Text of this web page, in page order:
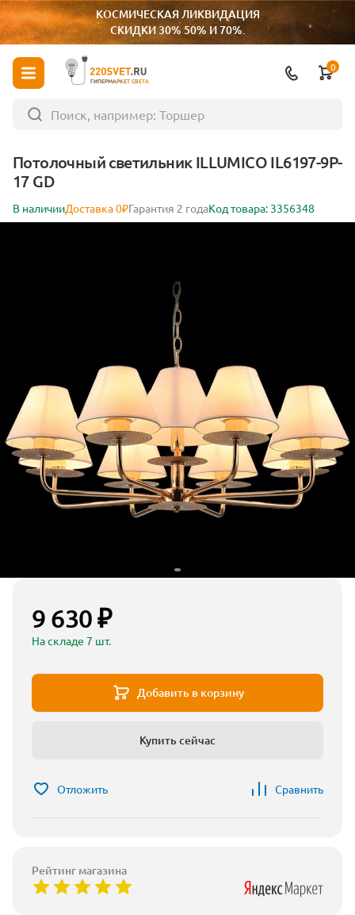
КОСМИЧЕСКАЯ ЛИКВИДАЦИЯ
СКИДКИ 30% 50% И 70%.
ГИПЕРМАРКЕТ СВЕТА
0
Потолочный светильник ILLUMICO IL6197-9P-
17 GD
В наличииДоставка 0₽Гарантия 2 годаКод товара: 3356348
9 630 ₽
На складе 7 шт.
Добавить в корзину
Купить сейчас
Отложить Сравнить
Рейтинг магазина